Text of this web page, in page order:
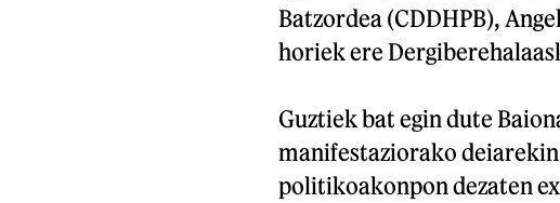
Batzordea (CDDHPB),
horiek ere
Guztiek bat egin dute
manifestaziorako
politikoakonpon dezaten